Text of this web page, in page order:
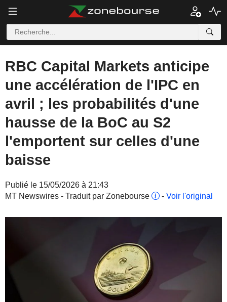
RBC Capital Markets anticipe
une accélération de l'IPC en
avril ; les probabilités d'une
hausse de la BoC au S2
l'emportent sur celles d'une
baisse
Publié le 15/05/2026 à 21:43
MT Newswires - Traduit par Zonebourse
- Voir l'original